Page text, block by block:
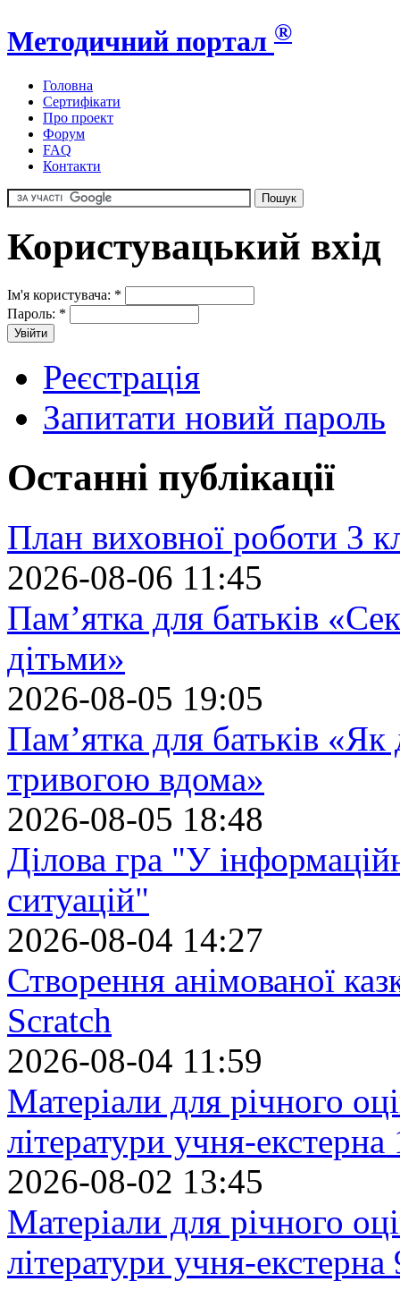
Методичний портал ®
Головна
Сертифікати
Про проект
Форум
FAQ
Контакти
Користувацький вхід
Ім'я користувача: *
Пароль: *
Реєстрація
Запитати новий пароль
Останні публікації
План виховної роботи 3
2026-08-06 11:45
Пам’ятка для батьків
дітьми»
2026-08-05 19:05
Пам’ятка для батьків
тривогою вдома»
2026-08-05 18:48
Ділова гра "У
ситуацій"
2026-08-04 14:27
Створення анімованої
Scratch
2026-08-04 11:59
Матеріали для річного
літератури учня-екстерна
2026-08-02 13:45
Матеріали для річного
літератури учня-екстерна